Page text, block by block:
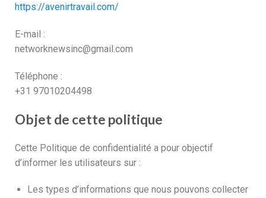
https://avenirtravail.com/
E-mail :
networknewsinc@gmail.com
Téléphone :
+31 97010204498
Objet de cette politique
Cette Politique de confidentialité a pour objectif
d’informer les utilisateurs sur :
Les types d’informations que nous pouvons collecter